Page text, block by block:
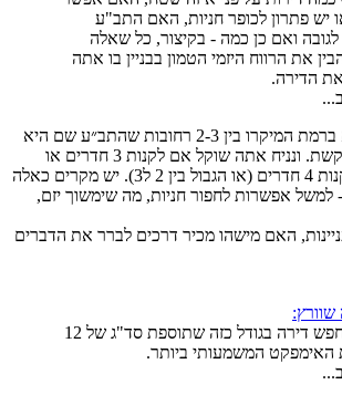
יש פתרון לכופר חניות, האם התב"ע
ואם כן כמה - בקיצור, כל שאלה
את הרווח היזמי הטמון בבניין בו אתה
הדירה.
נניח שההתלבטות היא ברמת המיקרו בין 2-3 רחובות שהתב״ע שם היא
אותו דבר, ושכונה מבוקשת. ונניח אתה שוקל אם לקנות 3 חדרים או
להשקיע קצת יותר ולקנות 4 חדרים (או הגבול בין 2 ל3). יש מקרים כאלה
אפשרות לחפור חניות, מה שימשוך יזם,
האם מישהו מכיר דרכים לברר את הדברים
שוורץ:
אז אולי הגיוני לחפש דירה בגודל כזה שתוספת סד"ג של 12
המשמעותי ביותר.